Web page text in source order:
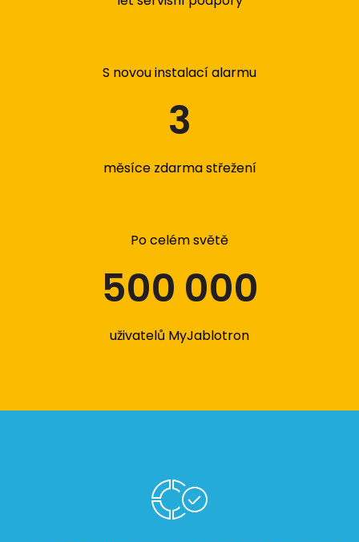
S novou instalací alarmu
3
měsíce zdarma střežení
Po celém světě
500 000
uživatelů MyJablotron